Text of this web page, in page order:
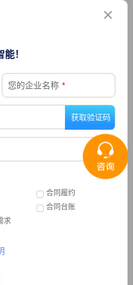
定期沟通，共同确认合同的执
过加强合作伙伴关系，可以减
用处
？
！
您的企业名称 *
合同履约
合同台账
求
×